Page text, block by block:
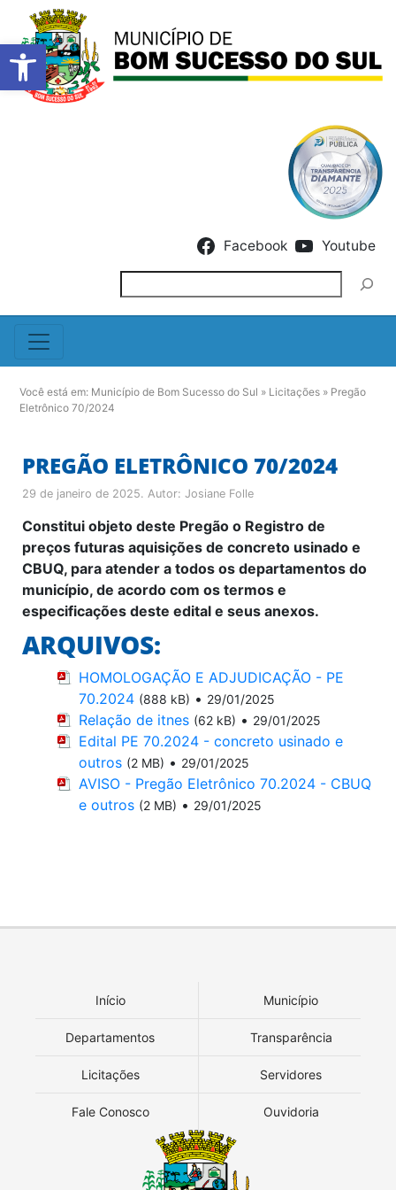
Barra de Ferramentas
Facebook Youtube
Você está em: Município de Bom Sucesso do Sul » Licitações » Pregão
Eletrônico 70/2024
PREGÃO ELETRÔNICO 70/2024
29 de janeiro de 2025. Autor: Josiane Folle
Constitui objeto deste Pregão o Registro de
preços futuras aquisições de concreto usinado e
CBUQ, para atender a todos os departamentos do
município, de acordo com os termos e
especificações deste edital e seus anexos.
ARQUIVOS:
HOMOLOGAÇÃO E ADJUDICAÇÃO - PE
70.2024 (888 kB) • 29/01/2025
Relação de itnes (62 kB) • 29/01/2025
Edital PE 70.2024 - concreto usinado e
outros (2 MB) • 29/01/2025
AVISO - Pregão Eletrônico 70.2024 - CBUQ
e outros (2 MB) • 29/01/2025
Início Município
Departamentos Transparência
Licitações Servidores
Fale Conosco Ouvidoria